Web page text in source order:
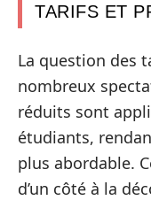
TARIFS ET
La question des
nombreux
réduits sont
étudiants,
plus abordable.
d’un côté à la